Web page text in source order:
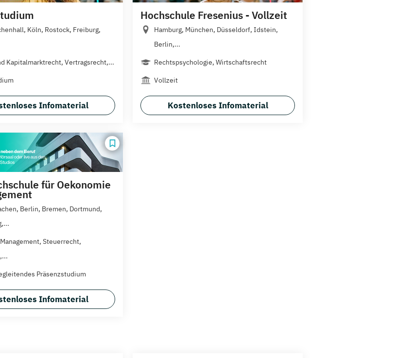
Köln, Rostock, Freiburg,
Kapitalmarktrecht, Vertragsrecht,...
Infomaterial
Hochschule Fresenius - Vollzeit
Hamburg, München, Düsseldorf, Idstein,
Berlin,...
Rechtspsychologie, Wirtschaftsrecht
Vollzeit
Kostenloses Infomaterial
für Oekonomie
Berlin, Bremen, Dortmund,
Steuerrecht,
Präsenzstudium
Infomaterial